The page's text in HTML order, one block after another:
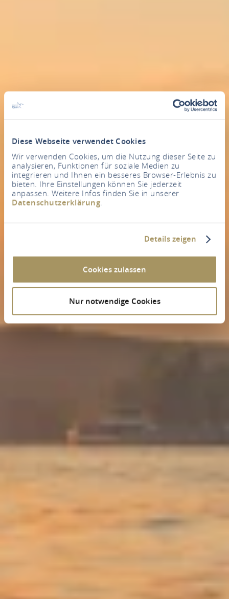
Diese Webseite verwendet Cookies
Wir verwenden Cookies, um die Nutzung dieser Seite zu
analysieren, Funktionen für soziale Medien zu
integrieren und Ihnen ein besseres Browser-Erlebnis zu
bieten. Ihre Einstellungen können Sie jederzeit
anpassen. Weitere Infos finden Sie in unserer
Datenschutzerklärung.
Details zeigen
Cookies zulassen
Nur notwendige Cookies